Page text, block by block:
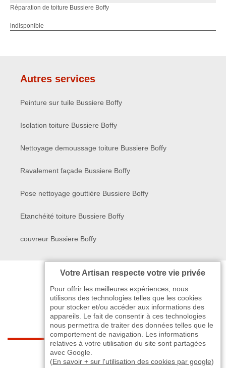
Réparation de toiture Bussiere Boffy
indisponible
Autres services
Peinture sur tuile Bussiere Boffy
Isolation toiture Bussiere Boffy
Nettoyage demoussage toiture Bussiere Boffy
Ravalement façade Bussiere Boffy
Pose nettoyage gouttière Bussiere Boffy
Etanchéité toiture Bussiere Boffy
couvreur Bussiere Boffy
Votre Artisan respecte votre vie privée
Pour offrir les meilleures expériences, nous
utilisons des technologies telles que les cookies
pour stocker et/ou accéder aux informations des
appareils. Le fait de consentir à ces technologies
nous permettra de traiter des données telles que le
comportement de navigation. Les informations
relatives à votre utilisation du site sont partagées
avec Google.
(En savoir + sur l'utilisation des cookies par google)